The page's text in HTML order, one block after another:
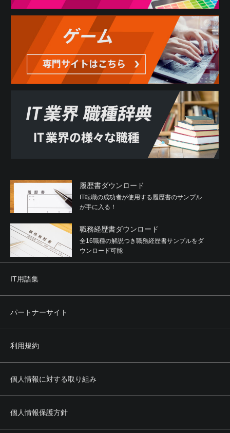
履歴書ダウンロード
IT転職の成功者が使用する履歴書のサンプル
が手に入る！
職務経歴書ダウンロード
全16職種の解説つき職務経歴書サンプルをダ
ウンロード可能
IT用語集
パートナーサイト
利用規約
個人情報に対する取り組み
個人情報保護方針